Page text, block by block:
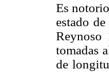
Es
estado
Reynoso
tomadas
de